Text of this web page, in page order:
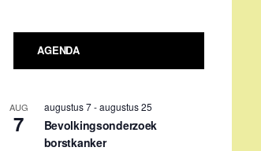
AGENDA
AUG
7
augustus 7-augustus 25
Bevolkingsonderzoek
borstkanker